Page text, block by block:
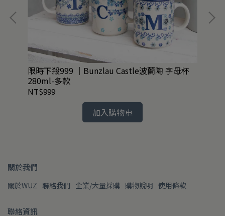
限時下殺999 ｜Bunzlau Castle波蘭陶 字母杯
280ml-多款
NT$999
加入購物車
關於我們
關於WUZ 聯絡我們 企業/大量採購 購物說明 使用條款
聯絡資訊